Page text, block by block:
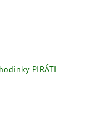
PIRÁTI